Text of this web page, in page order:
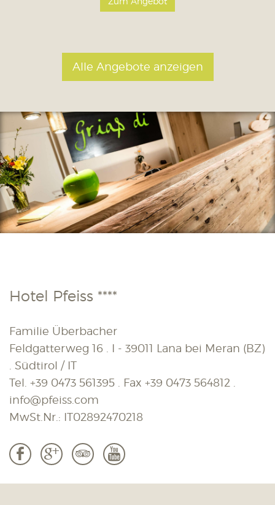
Alle Angebote anzeigen
Hotel Pfeiss ****
Familie Überbacher
Feldgatterweg 16 . I - 39011 Lana bei Meran (BZ)
. Südtirol / IT
Tel. +39 0473 561395 . Fax +39 0473 564812
info@pfeiss.com
MwSt.Nr.: IT02892470218
b c 3 r